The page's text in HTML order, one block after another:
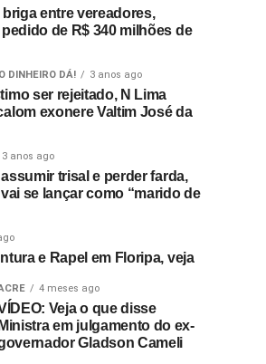
entre vereadores,
de R$ 340 milhões de
DINHEIRO DÁ! 3 anos ago
ser rejeitado, N Lima
exonere Valtim José da
3 anos ago
trisal e perder farda,
se lançar como “marido de
e Rapel em Floripa, veja
4 meses ago
Veja o que disse
Ministra em julgamento do ex-
Gladson Cameli